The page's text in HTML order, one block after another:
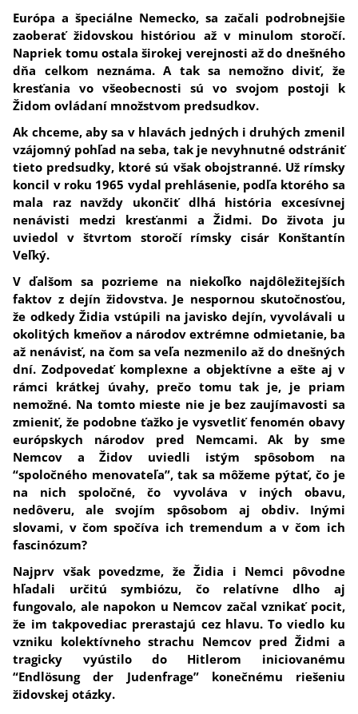
Európa a špeciálne Nemecko, sa začali podrobnejšie
zaoberať židovskou históriou až v minulom storočí.
Napriek tomu ostala širokej verejnosti až do dnešného
dňa celkom neznáma.A tak sa nemožno diviť, že
kresťania vo všeobecnosti sú vo svojom postoji k
Židom ovládaní množstvom predsudkov.
Ak chceme, aby sa v hlavách jedných i druhých zmenil
vzájomný pohľad na seba, tak je nevyhnutné odstrániť
tieto predsudky, ktoré sú však obojstranné. Už rímsky
koncil v roku 1965 vydal prehlásenie, podľa ktorého sa
mala raz navždy ukončiť dlhá história excesívnej
nenávisti medzi kresťanmi a Židmi. Do života ju
uviedol v štvrtom storočí rímsky cisár Konštantín
Veľký.
V ďalšom sa pozrieme na niekoľko najdôležitejších
faktov z dejín židovstva. Je nespornou skutočnosťou,
že odkedy Židia vstúpili na javisko dejín, vyvolávali u
okolitých kmeňov a národov extrémne odmietanie, ba
až nenávisť, na čom sa veľa nezmenilo až do dnešných
dní. Zodpovedať komplexne a objektívne a ešte aj v
rámci krátkej úvahy, prečo tomu tak je, je priam
nemožné. Na tomto mieste nie je bez zaujímavosti sa
zmieniť, že podobne ťažko je vysvetliť fenomén obavy
európskych národov pred Nemcami.Ak by sme
Nemcov a Židov uviedli istým spôsobom na
“spoločného menovateľa”, tak sa môžeme pýtať, čo je
na nich spoločné, čo vyvoláva v iných obavu,
nedôveru, ale svojím spôsobom aj obdiv. Inými
slovami, v čom spočíva ich tremendum a v čom ich
fascinózum?
Najprv však povedzme, že Židia i Nemci pôvodne
hľadali určitú symbiózu, čo relatívne dlho aj
fungovalo, ale napokon u Nemcov začal vznikať pocit,
že im takpovediac prerastajú cez hlavu.To viedlo ku
vzniku kolektívneho strachu Nemcov pred Židmi a
tragicky vyústilo do Hitlerom iniciovanému
“Endlösung der Judenfrage” konečnému riešeniu
židovskej otázky.